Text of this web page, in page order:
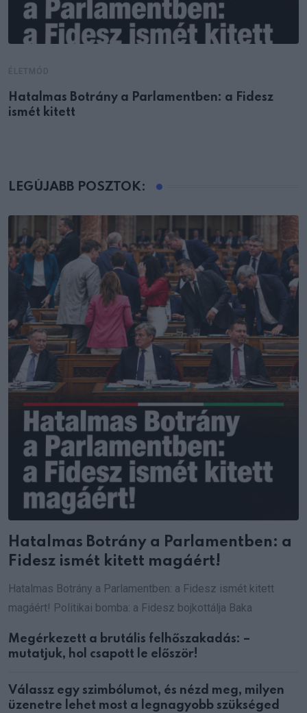
Hatalmas Botrány a Parlamentben: a Fidesz
ismét kitett
LEGÚJABB POSZTOK:
Hatalmas Botrány a Parlamentben: a
Fidesz ismét kitett magáért!
Hatalmas Botrány a Parlamentben: a Fidesz ismét kitett
magáért! Politikai bomba: a Fidesz bojkottálja Baka
Megérkezett a brutális felhőszakadás: –
mutatjuk, hol csapott le először!
Válassz egy szimbólumot, és nézd meg, milyen
üzenetre lehet most a legnagyobb szükséged